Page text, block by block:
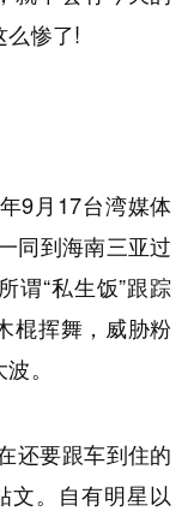
么惨了!
9月17台湾媒体
同到海南三亚过
谓“私生饭”跟踪
棍挥舞，威胁粉
。
还要跟车到住的
文。自有明星以